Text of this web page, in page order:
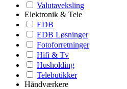
Valutaveksling
Elektronik & Tele
EDB
EDB Løsninger
Fotoforretninger
Hifi & Tv
Husholding
Telebutikker
Håndværkere